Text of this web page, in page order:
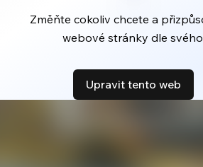
Změňte cokoliv chcete a
webové stránky dle
Upravit tento web